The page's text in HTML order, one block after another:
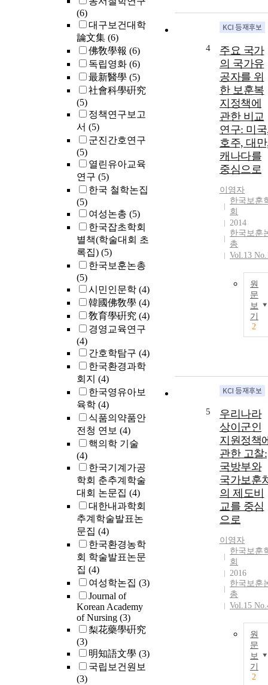
(6)
대구보건대학
論文集 (6)
佛敎學報 (6)
독립영화 (6)
最新醫學 (5)
社會科學硏究
(5)
정책연구보고
서 (5)
군진간호연구
(5)
열린유아교육
연구 (5)
한국 철학논집
(5)
여성논총 (5)
한국잡초학회
별책(학술대회 초
록집) (5)
한국보훈논총
(5)
시민인문학 (4)
韓國佛敎學 (4)
敎育學硏究 (4)
경영교육연구
(4)
간호학탐구 (4)
한국환경과학
회지 (4)
한국영유아보
육학 (4)
식품의약품안
전청 연보 (4)
핵의학 기술
(4)
한국기계가공
학회 춘추계학술
대회 논문집 (4)
대한내과학회
추계학술발표논
문집 (4)
한국환경농학
회 학술발표논문
집 (4)
여성학논집 (3)
Journal of
Korean Academy
of Nursing (3)
梨花藥學硏究
(3)
明知語文學 (3)
국립보건원보
(3)
4
주요 국가
의 국가유
공자를 위
한 보훈복
지정책에
관한 비교
연구: 미
호주, 대
캐나다를
중심으로
이영자
한국보훈
회
2014
한국보훈
총
Vol.13
원
문
보
기
2
5
우리나라
상이군인
지원정책
관한 고찰:
국방부와
국가보훈
의 제도비
교를 중심
으로
이영자
한국보훈
회
2016
한국보훈
총
Vol.15
원
문
보
기
2